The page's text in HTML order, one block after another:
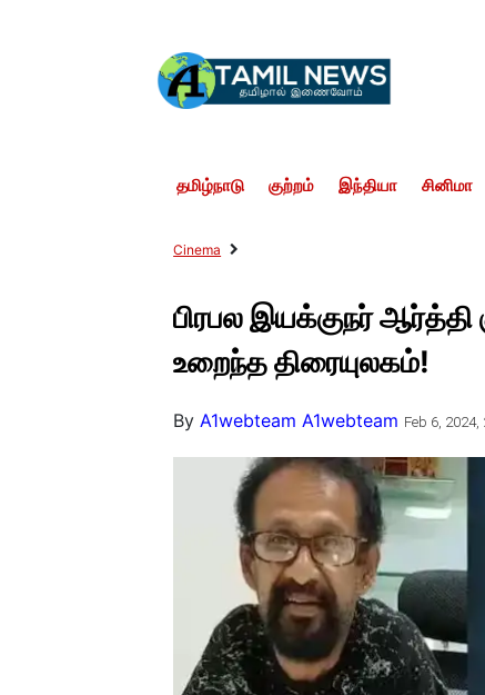
தமிழ்நாடு குற்றம் இந்தியா சினிமா
Cinema
பிரபல இயக்குநர் ஆர்த்தி
உறைந்த திரையுலகம்!
ByA1webteam A1webteam Feb 6, 2024,